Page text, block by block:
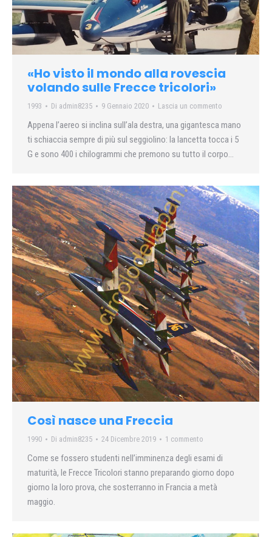
«Ho visto il mondo alla rovescia
volando sulle Frecce tricolori»
1993 Di admin8235 9 Gennaio 2020 Lascia un commento
Appena l’aereo si inclina sull’ala destra, una gigantesca mano
ti schiaccia sempre di più sul seggiolino: la lancetta tocca i 5
G e sono 400 i chilogrammi che premono su tutto il corpo…
Così nasce una Freccia
1990 Di admin8235 24 Dicembre 2019 1 commento
Come se fossero studenti nell’imminenza degli esami di
maturità, le Frecce Tricolori stanno preparando giorno dopo
giorno la loro prova, che sosterranno in Francia a metà
maggio.